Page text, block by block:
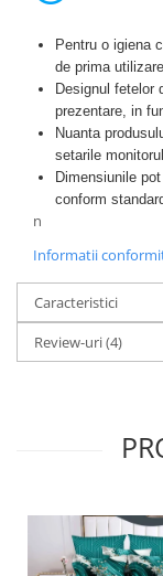
Pentru o igiena
de prima
Designul fetelor
prezentare, in
Nuanta
setarile
Dimensiunile
conform
n
Informatii
Caracteristici
Review-uri(4)